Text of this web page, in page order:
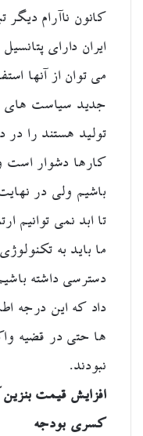
کانون ناآرام دیگر
ایران دارای
می توان از آنها
جدید سیاست های
تولید هستند را
کارها دشوار است و
باشیم ولی در
تا ابد نمی توانیم
ما باید به
دسترسی داشته
داد که این درجه
ها حتی در قضیه
نبودند.
افزایش قیمت
کسری بودجه